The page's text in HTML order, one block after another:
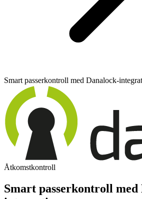
Smart passerkontroll med Danalock-
Åtkomstkontroll
Smart passerkontroll med